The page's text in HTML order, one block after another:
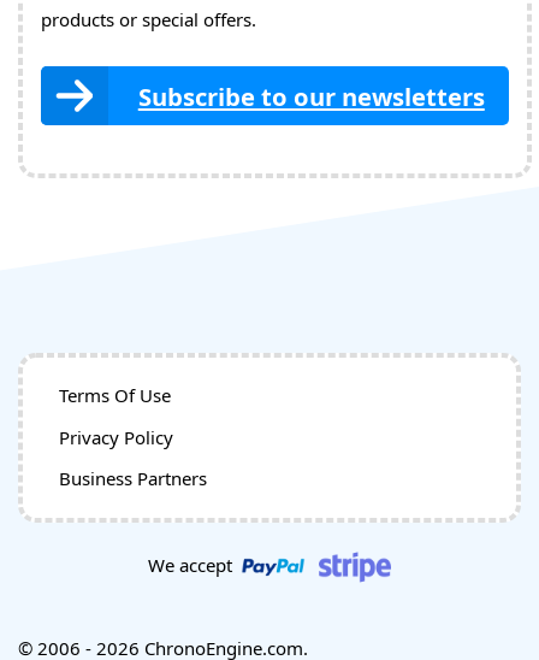
products or special offers.
Subscribe to our newsletters
Terms Of Use
Privacy Policy
Business Partners
We accept
© 2006 - 2026 ChronoEngine.com.